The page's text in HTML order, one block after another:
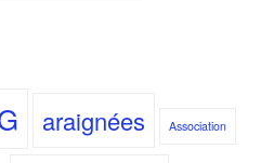
araignées Association